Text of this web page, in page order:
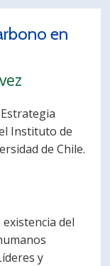
Académicos
en
Instituto de
de Chile.
del
y